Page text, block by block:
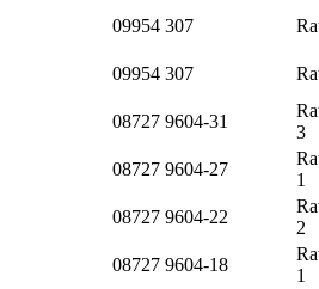
09954 307
09954 307
08727 9604-31
3
08727 9604-27
1
08727 9604-22
2
08727 9604-18
1